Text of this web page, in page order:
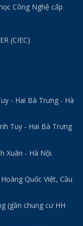
Công Nghệ cấp
(CIEC)
- Hai Bà Trưng - Hà
Tuy - Hai Bà Trưng
Xuân - Hà Nội.
Quốc Việt, Cầu
(gần chung cư HH